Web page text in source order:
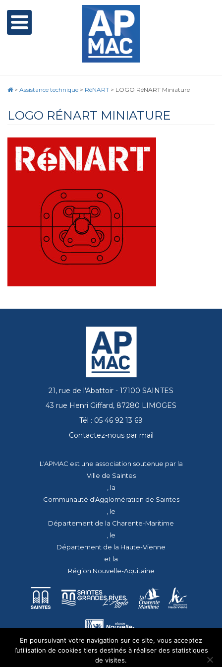
> Assistance technique > RéNART > LOGO RéNART Miniature
LOGO RÉNART MINIATURE
21, rue de l'Abattoir - 17100 SAINTES
43 rue Henri Giffard, 87280 LIMOGES
Tél : 05 46 92 13 69
Contactez-nous par mail
L'APMAC est une association soutenue par la
Ville de Saintes
, la
Communauté d'Agglomération de Saintes
, le
Département de la Charente-Maritime
, le
Département de la Haute-Vienne
et la
Région Nouvelle-Aquitaine
En poursuivant votre navigation sur ce site, vous acceptez
l’utilisation de cookies tiers destinés à réaliser des statistiques
de visites.